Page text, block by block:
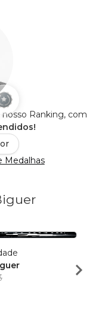
Ranking, com
Medalhas
Julio
R$